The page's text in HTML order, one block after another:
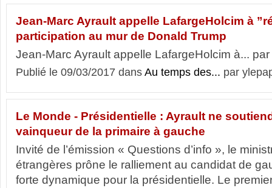
Jean-Marc Ayrault appelle LafargeHolcim à
participation au mur de Donald Trump
Jean-Marc Ayrault appelle LafargeHolcim à...
Publié le 09/03/2017 dans Au temps des... par
Le Monde - Présidentielle : Ayrault ne
vainqueur de la primaire à gauche
Invité de l’émission « Questions d’info », le
étrangères prône le ralliement au candidat de
forte dynamique pour la présidentielle. Le